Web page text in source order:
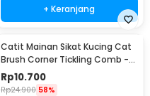
+ Keranjang
Catit Mainan Sikat Kucing Cat
Brush Corner Tickling Comb -
MO59
Rp10.700
Rp24.900 58%